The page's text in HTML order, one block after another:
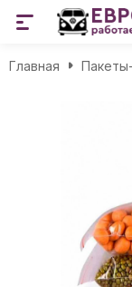
Главная